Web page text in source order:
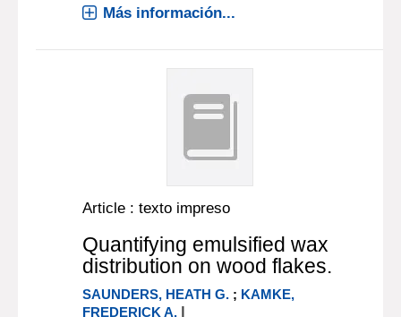
Más información...
Article : texto impreso
Quantifying emulsified wax
distribution on wood flakes.
SAUNDERS, HEATH G. ; KAMKE,
FREDERICK A. |